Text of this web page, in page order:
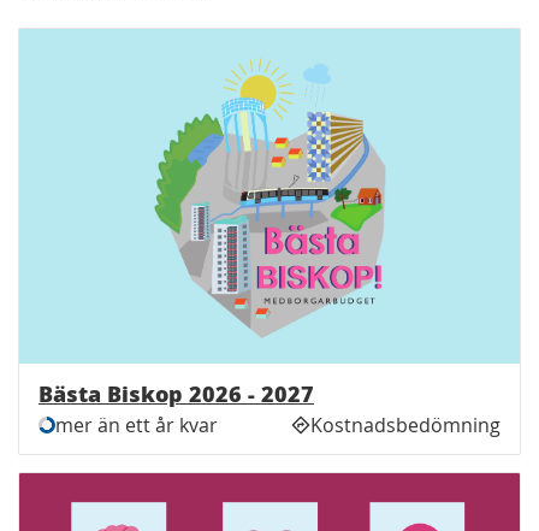
Bästa Biskop 2026 - 2027
mer än ett år kvar Kostnadsbedömning